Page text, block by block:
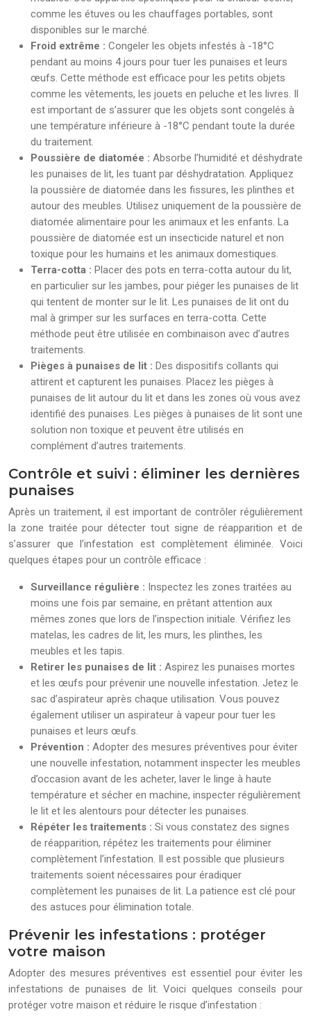
comme les étuves ou les chauffages portables, sont
disponibles sur le marché.
Froid extrême : Congeler les objets infestés à -18°C
pendant au moins 4 jours pour tuer les punaises et leurs
œufs. Cette méthode est efficace pour les petits objets
comme les vêtements, les jouets en peluche et les livres. Il
est important de s’assurer que les objets sont congelés à
une température inférieure à -18°C pendant toute la durée
du traitement.
Poussière de diatomée : Absorbe l’humidité et déshydrate
les punaises de lit, les tuant par déshydratation. Appliquez
la poussière de diatomée dans les fissures, les plinthes et
autour des meubles. Utilisez uniquement de la poussière de
diatomée alimentaire pour les animaux et les enfants. La
poussière de diatomée est un insecticide naturel et non
toxique pour les humains et les animaux domestiques.
Terra-cotta : Placer des pots en terra-cotta autour du lit,
en particulier sur les jambes, pour piéger les punaises de lit
qui tentent de monter sur le lit. Les punaises de lit ont du
mal à grimper sur les surfaces en terra-cotta. Cette
méthode peut être utilisée en combinaison avec d’autres
traitements.
Pièges à punaises de lit : Des dispositifs collants qui
attirent et capturent les punaises. Placez les pièges à
punaises de lit autour du lit et dans les zones où vous avez
identifié des punaises. Les pièges à punaises de lit sont une
solution non toxique et peuvent être utilisés en
complément d’autres traitements.
Contrôle et suivi : éliminer les dernières
punaises
Après un traitement, il est important de contrôler régulièrement
la zone traitée pour détecter tout signe de réapparition et de
s’assurer que l’infestation est complètement éliminée. Voici
quelques étapes pour un contrôle efficace :
Surveillance régulière : Inspectez les zones traitées au
moins une fois par semaine, en prêtant attention aux
mêmes zones que lors de l’inspection initiale. Vérifiez les
matelas, les cadres de lit, les murs, les plinthes, les
meubles et les tapis.
Retirer les punaises de lit : Aspirez les punaises mortes
et les œufs pour prévenir une nouvelle infestation. Jetez le
sac d’aspirateur après chaque utilisation. Vous pouvez
également utiliser un aspirateur à vapeur pour tuer les
punaises et leurs œufs.
Prévention : Adopter des mesures préventives pour éviter
une nouvelle infestation, notamment inspecter les meubles
d’occasion avant de les acheter, laver le linge à haute
température et sécher en machine, inspecter régulièrement
le lit et les alentours pour détecter les punaises.
Répéter les traitements : Si vous constatez des signes
de réapparition, répétez les traitements pour éliminer
complètement l’infestation. Il est possible que plusieurs
traitements soient nécessaires pour éradiquer
complètement les punaises de lit. La patience est clé pour
des astuces pour élimination totale.
Prévenir les infestations : protéger
votre maison
Adopter des mesures préventives est essentiel pour éviter les
infestations de punaises de lit. Voici quelques conseils pour
protéger votre maison et réduire le risque d’infestation :